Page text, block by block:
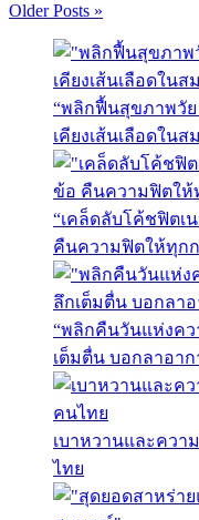
Older Posts »
“พลิกฟื้นสุขภาพวัย
เคียงเส้นเลือดใน
“เคล็ดลับโค้ชฟิตเ
คืนความฟิตให้ทุกก
“พลิกคืนวันแห่งค
เต็มตื่น บอกลาอา
เบาหวานและคว
ไทย